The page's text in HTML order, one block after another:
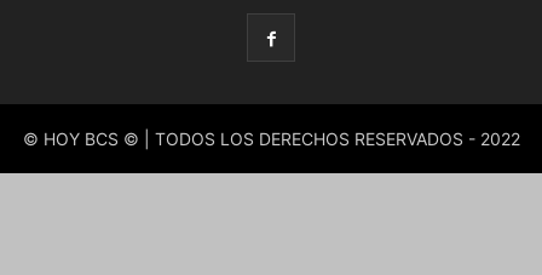
© HOY BCS © | TODOS LOS DERECHOS RESERVADOS - 2022